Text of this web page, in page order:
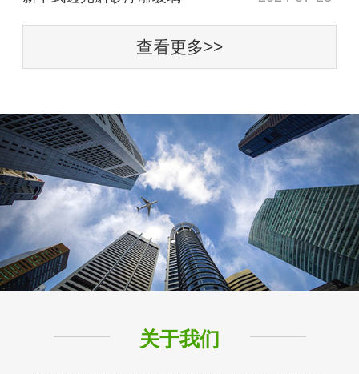
查看更多>>
关于我们